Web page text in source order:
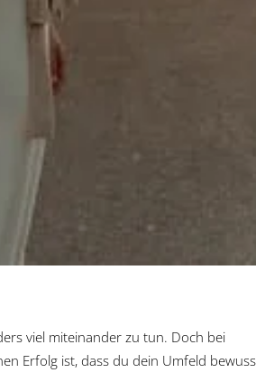
viel miteinander zu tun. Doch bei
Erfolg ist, dass du dein Umfeld